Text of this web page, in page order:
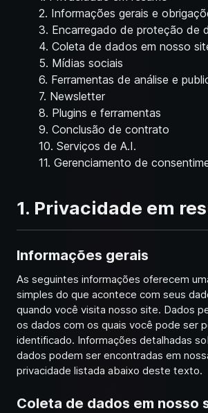
2. Informações gerais e
3. Encarregado de proteção de
4. Coleta de dados em nosso
5. Mídias sociais
6. Ferramentas de análise e
7. Newsletter
8. Plugins e ferramentas
9. Conclusão de contrato
10. Serviços de A.I.
11. Gerenciamento de
1. Privacidade em
Informações gerais
As seguintes informações oferecem
simples do que acontece com seus
quando você visita nosso site. Dados
os dados com os quais você pode ser
identificado. Informações detalhadas
dados podem ser encontradas em
privacidade listada abaixo deste texto.
Coleta de dados em nosso